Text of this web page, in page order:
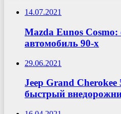
14.07.2021
Mazda Eunos
автомобиль 90-х
29.06.2021
Jeep Grand
быстрый